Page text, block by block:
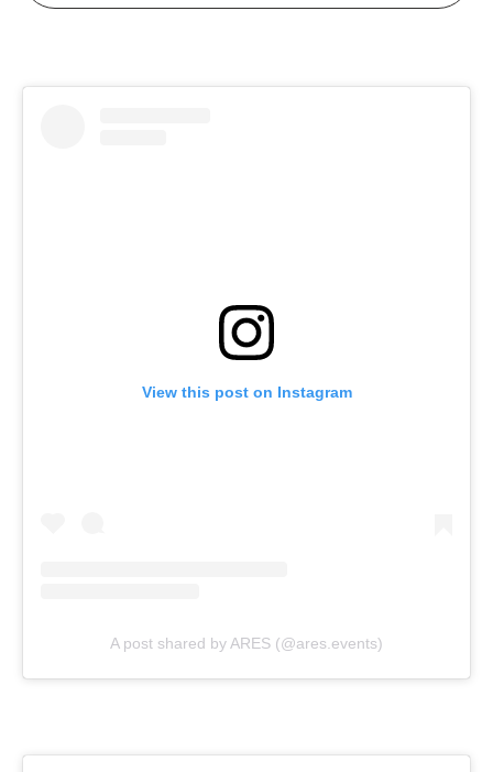
View this post on Instagram
A post shared by ARES (@ares.events)